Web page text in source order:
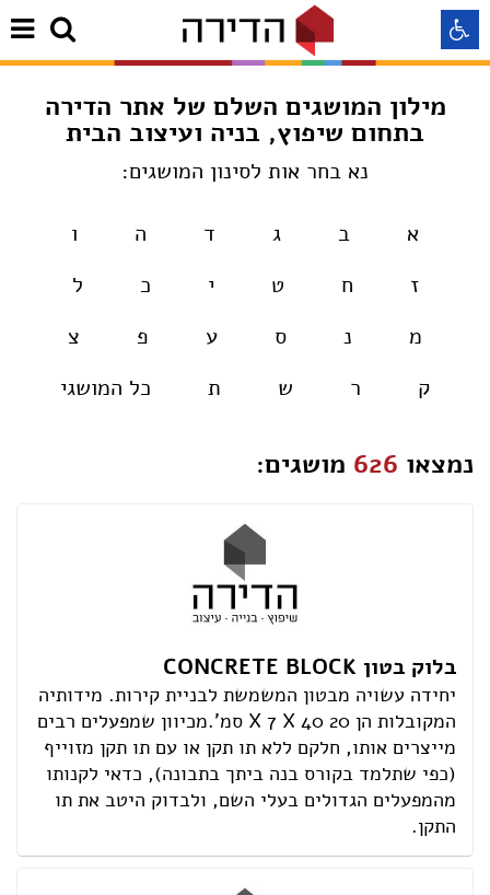
מילון המושגים השלם של אתר הדירה
בתחום שיפוץ, בניה ועיצוב הבית
נא בחר אות לסינון המושגים:
א ב ג ד ה
ו
ז
ח ט י כ
ל
מ
נ ס ע פ
צ
ק
ר ש ת כל המושגי
נמצאו 626 מושגים:
בלוק בטון CONCRETE BLOCK
יחידה עשויה מבטון המשמשת לבניית קירות. מידותיה
המקובלות הן X 7 X 40 20 סמ'.מכיוון שמפעלים רבים
מייצרים אותו, חלקם ללא תו תקן או עם תו תקן מזוייף
(כפי שתלמד בקורס בנה ביתך בתבונה), כדאי לקנותו
מהמפעלים הגדולים בעלי השם, ולבדוק היטב את תו
התקן.
התאמה לקורא מסך
התאמה לעיוורי צבעים
התאמה לכבדי ראיה
הדגשת קישורים